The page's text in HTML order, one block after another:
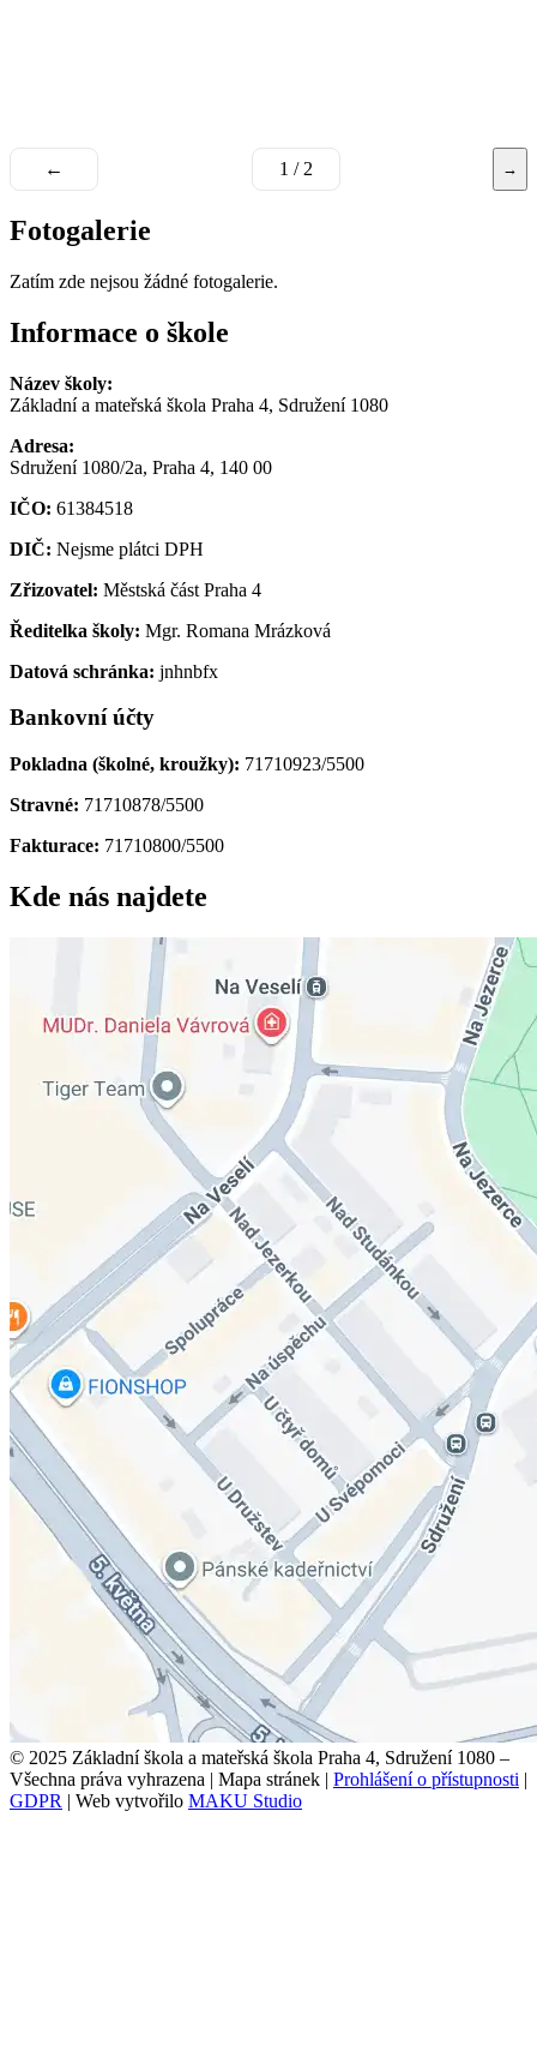
← 1 / 2 →
Fotogalerie
Zatím zde nejsou žádné fotogalerie.
Informace o škole
Název školy:
Základní a mateřská škola Praha 4, Sdružení 1080
Adresa:
Sdružení 1080/2a, Praha 4, 140 00
IČO: 61384518
DIČ: Nejsme plátci DPH
Zřizovatel: Městská část Praha 4
Ředitelka školy: Mgr. Romana Mrázková
Datová schránka: jnhnbfx
Bankovní účty
Pokladna (školné, kroužky): 71710923/5500
Stravné: 71710878/5500
Fakturace: 71710800/5500
Kde nás najdete
© 2025 Základní škola a mateřská škola Praha 4, Sdružení 1080 –
Všechna práva vyhrazena | Mapa stránek | Prohlášení o přístupnosti |
GDPR | Web vytvořilo MAKU Studio